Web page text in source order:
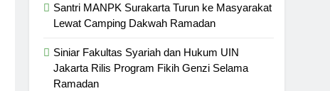
Santri MANPK Surakarta Turun ke Masyarakat
Lewat Camping Dakwah Ramadan
Siniar Fakultas Syariah dan Hukum UIN
Jakarta Rilis Program Fikih Genzi Selama
Ramadan